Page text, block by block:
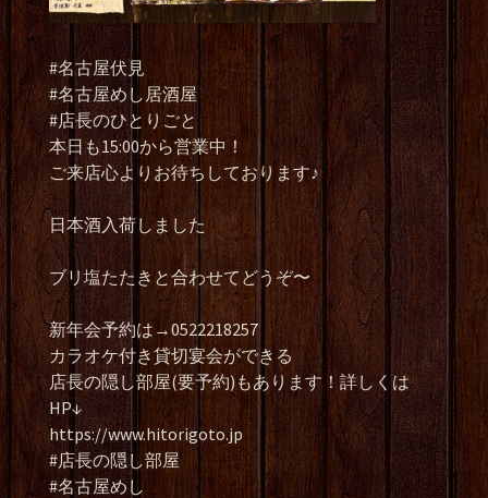
#名古屋伏見
#名古屋めし居酒屋
#店長のひとりごと
本日も15:00から営業中！
ご来店心よりお待ちしております♪
日本酒入荷しました
ブリ塩たたきと合わせてどうぞ〜
新年会予約は→0522218257
カラオケ付き貸切宴会ができる
店長の隠し部屋(要予約)もあります！詳しくは
HP↓
https://www.hitorigoto.jp
#店長の隠し部屋
#名古屋めし